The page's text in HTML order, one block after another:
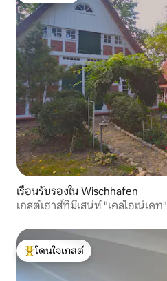
เรือนรับรองใน Wischhafen
เกสต์เฮาส์ที่มีเสน่ห์ "เคลไอเน่เคท"
โดนใจเกสต์ที่สุด
โดนใจเกสต์